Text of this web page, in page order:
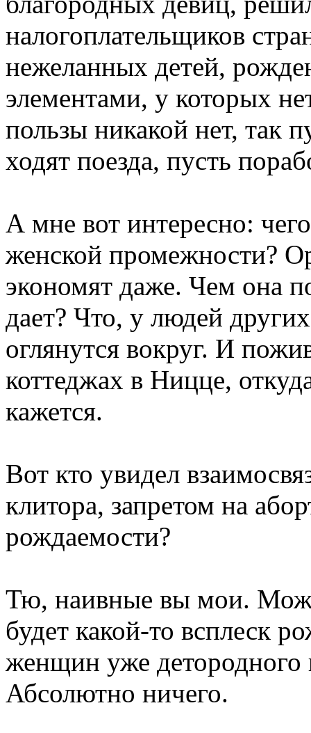
налогоплательщиков
нежеланных детей,
элементами, у которых
пользы никакой нет, так
ходят поезда, пусть
А мне вот интересно:
женской промежности?
экономят даже. Чем она
дает? Что, у людей
оглянутся вокруг. И
коттеджах в Ницце,
кажется.
Вот кто увидел
клитора, запретом на
рождаемости?
Тю, наивные вы мои.
будет какой-то всплеск
женщин уже детородного
Абсолютно ничего.